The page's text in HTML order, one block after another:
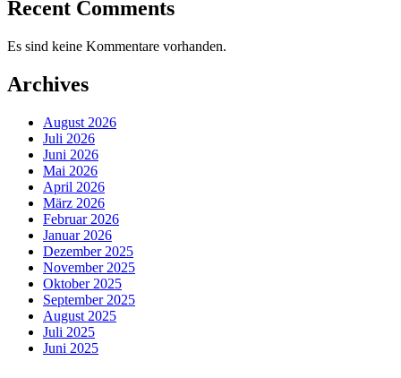
Recent Comments
Es sind keine Kommentare vorhanden.
Archives
August 2026
Juli 2026
Juni 2026
Mai 2026
April 2026
März 2026
Februar 2026
Januar 2026
Dezember 2025
November 2025
Oktober 2025
September 2025
August 2025
Juli 2025
Juni 2025